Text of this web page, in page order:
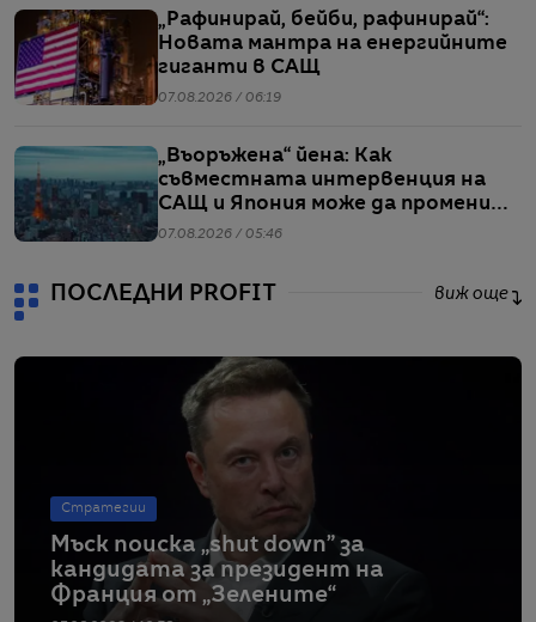
„Рафинирай, бейби, рафинирай“:
Новата мантра на енергийните
гиганти в САЩ
07.08.2026 / 06:19
„Въоръжена“ йена: Как
съвместната интервенция на
САЩ и Япония може да промени
глобалните валутни пазари
07.08.2026 / 05:46
ПОСЛЕДНИ PROFIT виж още
Стратегии
Мъск поиска „shut down” за
кандидата за президент на
Франция от „Зелените“